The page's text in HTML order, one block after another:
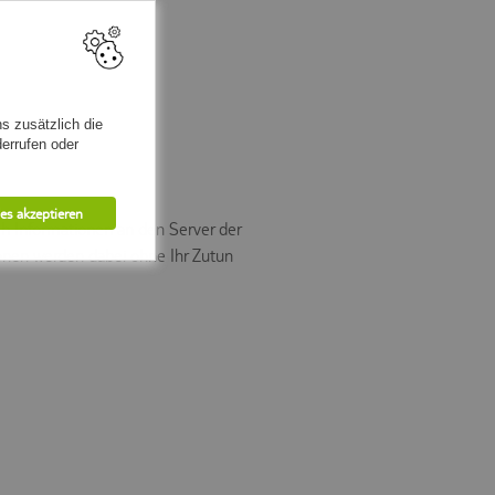
Informationen an den Server der
werden dabei ohne Ihr Zutun
zusätzlich die
oder
akzeptieren